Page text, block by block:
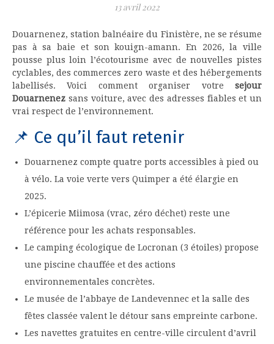
13 avril 2022
Douarnenez, station balnéaire du Finistère, ne se résume
pas à sa baie et son kouign-amann. En 2026, la ville
pousse plus loin l’écotourisme avec de nouvelles pistes
cyclables, des commerces zero waste et des hébergements
labellisés. Voici comment organiser votre sejour
Douarnenez sans voiture, avec des adresses fiables et un
vrai respect de l’environnement.
📌 Ce qu’il faut retenir
Douarnenez compte quatre ports accessibles à pied ou
à vélo. La voie verte vers Quimper a été élargie en
2025.
L’épicerie Miimosa (vrac, zéro déchet) reste une
référence pour les achats responsables.
Le camping écologique de Locronan (3 étoiles) propose
une piscine chauffée et des actions
environnementales concrètes.
Le musée de l’abbaye de Landevennec et la salle des
fêtes classée valent le détour sans empreinte carbone.
Les navettes gratuites en centre-ville circulent d’avril